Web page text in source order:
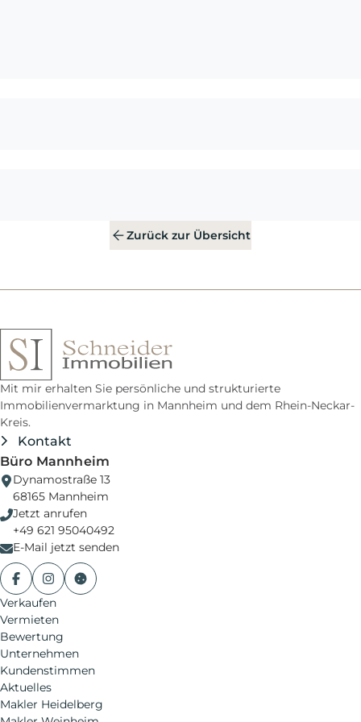
Zurück zur Übersicht
Mit mir erhalten Sie persönliche und strukturierte
Immobilienvermarktung in Mannheim und dem Rhein-Neckar-
Kreis.
Kontakt
Büro Mannheim
Dynamostraße 13
68165 Mannheim
Jetzt anrufen
+49 621 95040492
E-Mail jetzt senden
Facebook
InstagramCookie-Einstellungen
Verkaufen
Vermieten
Bewertung
Unternehmen
Kundenstimmen
Aktuelles
Makler Heidelberg